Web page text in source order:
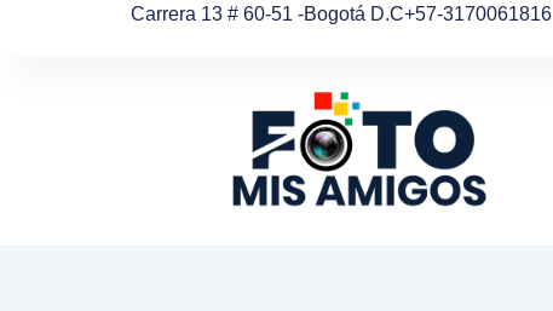
Carrera 13 # 60-51 -Bogotá D.C+57-3170061816